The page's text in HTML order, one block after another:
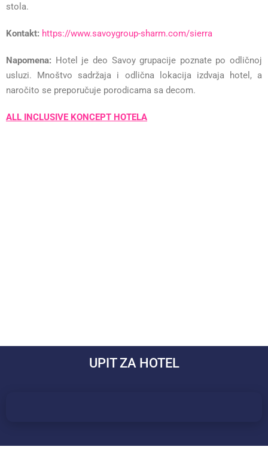
stola.
Kontakt: https://www.savoygroup-sharm.com/sierra
Napomena: Hotel je deo Savoy grupacije poznate po odličnoj
usluzi. Mnoštvo sadržaja i odlična lokacija izdvaja hotel, a
naročito se preporučuje porodicama sa decom.
ALL INCLUSIVE KONCEPT HOTELA
UPIT ZA HOTEL